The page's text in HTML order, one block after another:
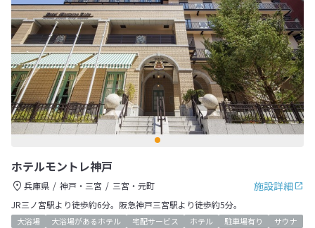
ホテルモントレ神戸
施設詳細
兵庫県 神戸・三宮
三宮・元町
JR三ノ宮駅より徒歩約6分。阪急神戸三宮駅より徒歩約5分。
大浴場 大浴場があるホテル 宅配サービス ホテル 駐車場有り
サウナ